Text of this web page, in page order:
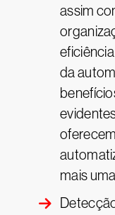
assim
da
mais